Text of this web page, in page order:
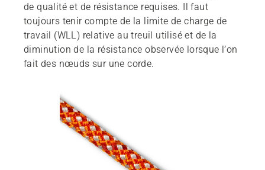
de qualité et de résistance requises. Il faut
toujours tenir compte de la limite de charge de
travail (WLL) relative au treuil utilisé et de la
diminution de la résistance observée lorsque l’on
fait des nœuds sur une corde.